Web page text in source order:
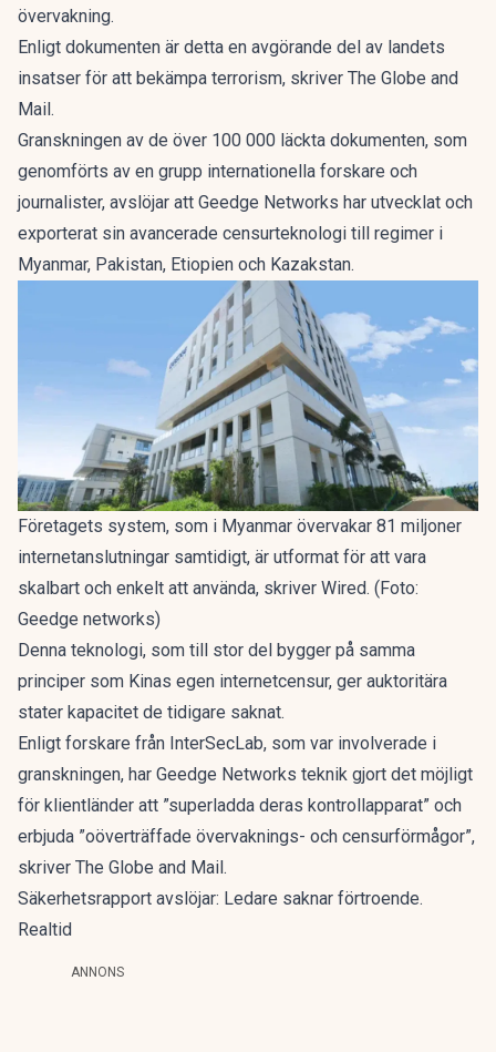
övervakning.
Enligt dokumenten är detta en avgörande del av landets
insatser för att bekämpa terrorism, skriver The Globe and
Mail.
Granskningen av de över 100 000 läckta dokumenten, som
genomförts av en grupp internationella forskare och
journalister, avslöjar att Geedge Networks har utvecklat och
exporterat sin avancerade censurteknologi till regimer i
Myanmar, Pakistan, Etiopien och Kazakstan.
Företagets system, som i Myanmar övervakar 81 miljoner
internetanslutningar samtidigt, är utformat för att vara
skalbart och enkelt att använda, skriver Wired. (Foto:
Geedge networks)
Denna teknologi, som till stor del bygger på samma
principer som Kinas egen internetcensur, ger auktoritära
stater kapacitet de tidigare saknat.
Enligt forskare från InterSecLab, som var involverade i
granskningen, har Geedge Networks teknik gjort det möjligt
för klientländer att ”superladda deras kontrollapparat” och
erbjuda ”oöverträffade övervaknings- och censurförmågor”,
skriver The Globe and Mail.
Säkerhetsrapport avslöjar: Ledare saknar förtroende.
Realtid
ANNONS